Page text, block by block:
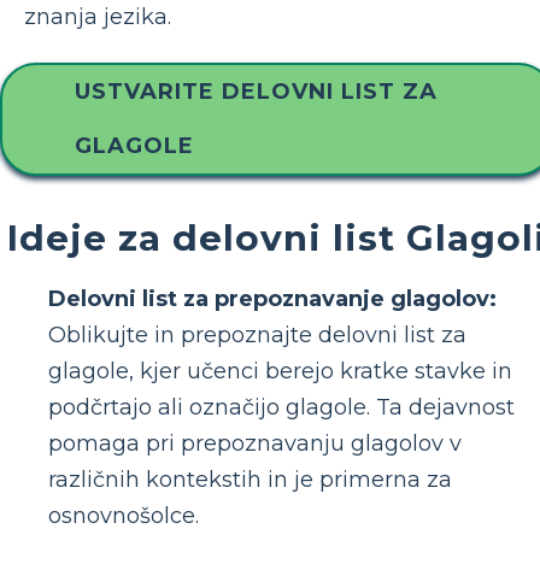
znanja jezika.
USTVARITE DELOVNI LIST ZA
GLAGOLE
Ideje za delovni list
Delovni list za prepoznavanje glagolov:
Oblikujte in prepoznajte delovni list za
glagole, kjer učenci berejo kratke stavke in
podčrtajo ali označijo glagole. Ta dejavnost
pomaga pri prepoznavanju glagolov v
različnih kontekstih in je primerna za
osnovnošolce.